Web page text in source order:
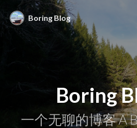
Boring Blog
Boring
一个无聊的博客 A